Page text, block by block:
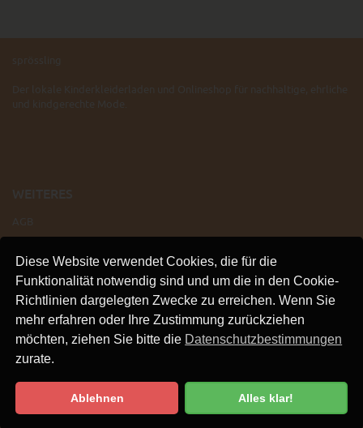
Datenschutzbestimmung
Diese Website verwendet Cookies, die für die
Funktionalität notwendig sind und um die in den Cookie-
Richtlinien dargelegten Zwecke zu erreichen. Wenn Sie
mehr erfahren oder Ihre Zustimmung zurückziehen
möchten, ziehen Sie bitte die Datenschutzbestimmungen
zurate.
Ablehnen Alles klar!
VERSAND
KONTAKT
LINKS